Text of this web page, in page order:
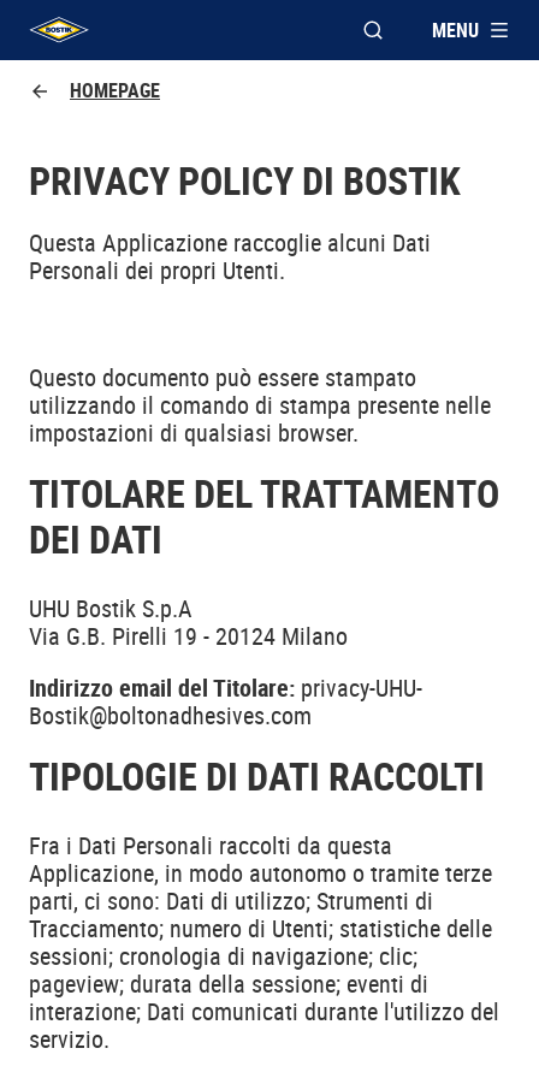
UHU logo
APRI FINESTRA
MENU
HOMEPAGE
PRIVACY POLICY DI BOSTIK
Questa Applicazione raccoglie alcuni Dati
Personali dei propri Utenti.
Questo documento può essere stampato
utilizzando il comando di stampa presente nelle
impostazioni di qualsiasi browser.
TITOLARE DEL TRATTAMENTO
DEI DATI
UHU Bostik S.p.A
Via G.B. Pirelli 19 - 20124 Milano
Indirizzo email del Titolare: privacy-UHU-
Bostik@boltonadhesives.com
TIPOLOGIE DI DATI RACCOLTI
Fra i Dati Personali raccolti da questa
Applicazione, in modo autonomo o tramite terze
parti, ci sono: Dati di utilizzo; Strumenti di
Tracciamento; numero di Utenti; statistiche delle
sessioni; cronologia di navigazione; clic;
pageview; durata della sessione; eventi di
interazione; Dati comunicati durante l'utilizzo del
servizio.